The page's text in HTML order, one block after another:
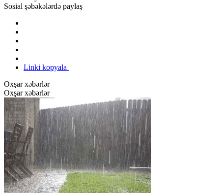
Sosial şəbəkələrdə paylaş
Linki kopyala
Oxşar xəbərlər
Oxşar xəbərlər